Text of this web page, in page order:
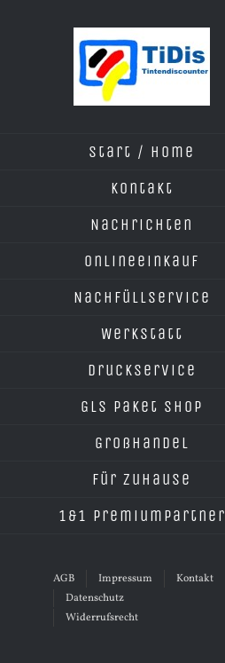
Start / Home
Kontakt
Nachrichten
Onlineeinkauf
Nachfüllservice
Werkstatt
Druckservice
GLS Paket Shop
Großhandel
Für Zuhause
1&1 Premiumpartner
AGB Impressum
Kontakt
Datenschutz
Widerrufsrecht